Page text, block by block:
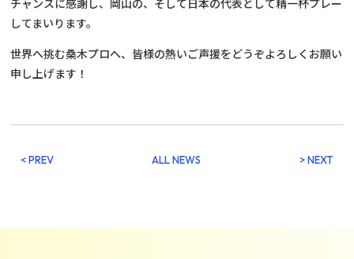
チャンスに感謝し、岡山の、そして日本の代表として精一杯プレー
してまいります。
世界へ挑む桑木プロへ、皆様の熱いご声援をどうぞよろしくお願い
申し上げます！
< PREV ALL NEWS > NEXT